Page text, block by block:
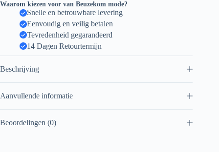
Waarom kiezen voor van Beuzekom mode?
Snelle en betrouwbare levering
Eenvoudig en veilig betalen
Tevredenheid gegarandeerd
14 Dagen Retourtermijn
Beschrijving
Aanvullende informatie
Beoordelingen (0)